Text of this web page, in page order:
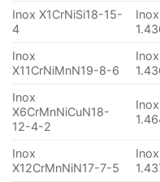
Inox X1CrNiSi18-15-
4
Inox
Inox
X11CrNiMnN19-8-6
Inox
Inox
X6CrMnNiCuN18-
12-4-2
Inox
Inox
X12CrMnNiN17-7-5
Inox